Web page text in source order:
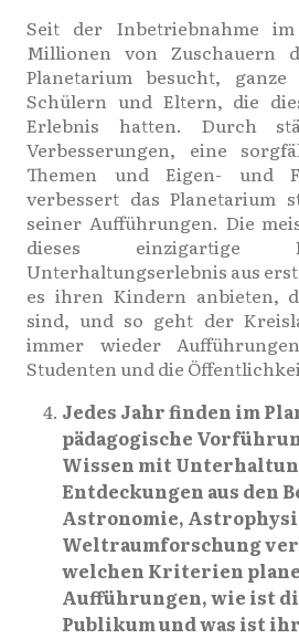
Seit der Inbetriebnahme
Millionen von Zuschauern
Planetarium besucht,
Schülern und Eltern, die
Erlebnis hatten. Durch
Verbesserungen, eine
Themen und Eigen- und
verbessert das Planetarium
seiner Aufführungen. Die
dieses einzigartige
Unterhaltungserlebnis aus
es ihren Kindern anbieten,
sind, und so geht der
immer wieder
Studenten und die
Jedes Jahr finden im
pädagogische
Wissen mit
Entdeckungen aus den
Astronomie,
Weltraumforschung
welchen Kriterien
Aufführungen, wie ist
Publikum und was ist